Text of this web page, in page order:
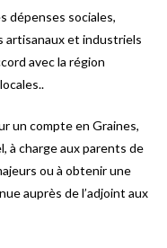
dépenses sociales,
artisanaux et industriels
avec la région
un compte en Graines,
à charge aux parents de
ou à obtenir une
auprès de l’adjoint aux